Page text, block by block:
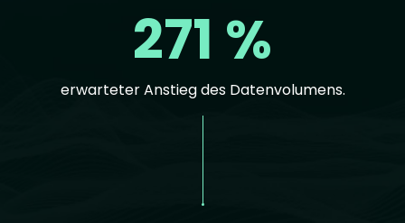
271 %
erwarteter Anstieg des Datenvolumens.